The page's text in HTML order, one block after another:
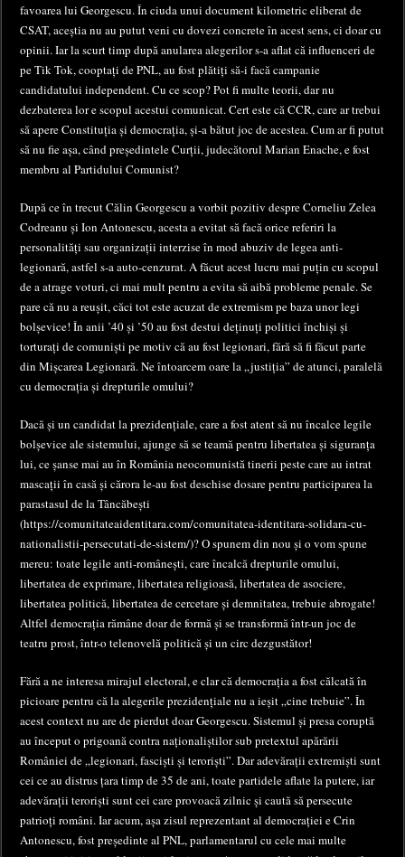
favoarea lui Georgescu. În ciuda unui document kilometric eliberat de
CSAT, aceștia nu au putut veni cu dovezi concrete în acest sens, ci doar cu
opinii. Iar la scurt timp după anularea alegerilor s-a aflat că influenceri de
pe Tik Tok, cooptați de PNL, au fost plătiți să-i facă campanie
candidatului independent. Cu ce scop? Pot fi multe teorii, dar nu
dezbaterea lor e scopul acestui comunicat. Cert este că CCR, care ar trebui
să apere Constituția și democrația, și-a bătut joc de acestea. Cum ar fi putut
să nu fie așa, când președintele Curții, judecătorul Marian Enache, e fost
membru al Partidului Comunist?
După ce în trecut Călin Georgescu a vorbit pozitiv despre Corneliu Zelea
Codreanu și Ion Antonescu, acesta a evitat să facă orice referiri la
personalități sau organizații interzise în mod abuziv de legea anti-
legionară, astfel s-a auto-cenzurat. A făcut acest lucru mai puțin cu scopul
de a atrage voturi, ci mai mult pentru a evita să aibă probleme penale. Se
pare că nu a reușit, căci tot este acuzat de extremism pe baza unor legi
bolșevice! În anii ’40 și ’50 au fost destui deținuți politici închiși și
torturați de comuniști pe motiv că au fost legionari, fără să fi făcut parte
din Mișcarea Legionară. Ne întoarcem oare la „justiția” de atunci, paralelă
cu democrația și drepturile omului?
Dacă și un candidat la prezidențiale, care a fost atent să nu încalce legile
bolșevice ale sistemului, ajunge să se teamă pentru libertatea și siguranța
lui, ce șanse mai au în România neocomunistă tinerii peste care au intrat
mascații în casă și cărora le-au fost deschise dosare pentru participarea la
parastasul de la Tâncăbești
(https://comunitateaidentitara.com/comunitatea-identitara-solidara-cu-
nationalistii-persecutati-de-sistem/)? O spunem din nou și o vom spune
mereu: toate legile anti-românești, care încalcă drepturile omului,
libertatea de exprimare, libertatea religioasă, libertatea de asociere,
libertatea politică, libertatea de cercetare și demnitatea, trebuie abrogate!
Altfel democrația rămâne doar de formă și se transformă într-un joc de
teatru prost, într-o telenovelă politică și un circ dezgustător!
Fără a ne interesa mirajul electoral, e clar că democrația a fost călcată în
picioare pentru că la alegerile prezidențiale nu a ieșit „cine trebuie”. În
acest context nu are de pierdut doar Georgescu. Sistemul și presa coruptă
au început o prigoană contra naționaliștilor sub pretextul apărării
României de „legionari, fasciști și teroriști”. Dar adevărații extremiști sunt
cei ce au distrus țara timp de 35 de ani, toate partidele aflate la putere, iar
adevărații teroriști sunt cei care provoacă zilnic și caută să persecute
patrioți români. Iar acum, așa zisul reprezentant al democrației e Crin
Antonescu, fost președinte al PNL, parlamentarul cu cele mai multe